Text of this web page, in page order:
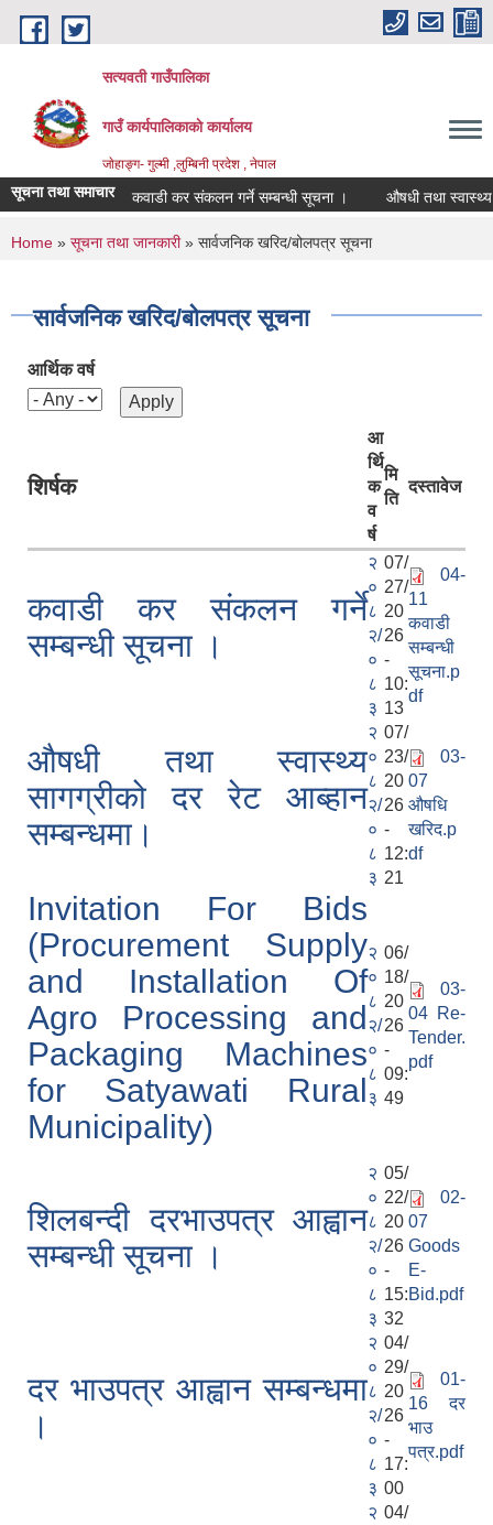
Skip to main content
सत्यवती गाउँपालिका
गाउँ कार्यपालिकाकाे कार्यालय
जाेहाङ्ग- गुल्मी ,लुम्बिनी प्रदेश , नेपाल
सूचना तथा समाचारकवाडी कर संकलन गर्ने सम्बन्धी सूचना । औषधी तथा स्वास्थ्य
You are here
Home » सूचना तथा जानकारी» सार्वजनिक खरिद/बोलपत्र सूचना
सार्वजनिक खरिद/बोलपत्र सूचना
आर्थिक वर्ष
शिर्षक
आ
र्थि
क
व
र्ष
मि
ति
दस्तावेज
कवाडी कर संकलन गर्ने
सम्बन्धी सूचना ।
२
०
८
२/
०
८
३
07/
27/
20
26
-
10:
13
04-
11
कवाडी
सम्बन्धी
सूचना.p
df
औषधी तथा स्वास्थ्य
सागग्रीको दर रेट आब्हान
सम्बन्धमा।
२
०
८
२/
०
८
३
07/
23/
20
26
-
12:
21
03-
07
औषधि
खरिद.p
df
Invitation For Bids
(Procurement Supply
and Installation Of
Agro Processing and
Packaging Machines
for Satyawati Rural
Municipality)
२
०
८
२/
०
८
३
06/
18/
20
26
-
09:
49
03-
04 Re-
Tender.
pdf
शिलबन्दी दरभाउपत्र आह्वान
सम्बन्धी सूचना ।
२
०
८
२/
०
८
३
05/
22/
20
26
-
15:
32
02-
07
Goods
E-
Bid.pdf
दर भाउपत्र आह्वान सम्बन्धमा
।
२
०
८
२/
०
८
३
04/
29/
20
26
-
17:
00
01-
16 दर
भाउ
पत्र.pdf
२ 04/